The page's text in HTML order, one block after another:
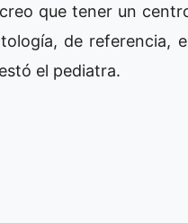
que tener un
de referencia,
el pediatra.